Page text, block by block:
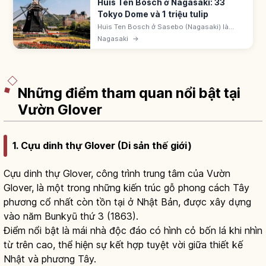
Huis Ten Bosch ở Nagasaki: 33
Tokyo Dome và 1 triệu tulip
Huis Ten Bosch ở Sasebo (Nagasaki) là
công viên Hà Lan rộng ~33 Tokyo Dome. Lễ
hội Tulip 1 triệu bông. Đêm ~13 triệu LED. Hơn
Nagasaki →
Những điểm tham quan nổi bật tại
Vườn Glover
1. Cựu dinh thự Glover (Di sản thế giới)
Cựu dinh thự Glover, công trình trung tâm của Vườn
Glover, là một trong những kiến trúc gỗ phong cách Tây
phương cổ nhất còn tồn tại ở Nhật Bản, được xây dựng
vào năm Bunkyū thứ 3 (1863).
Điểm nổi bật là mái nhà độc đáo có hình cỏ bốn lá khi nhìn
từ trên cao, thể hiện sự kết hợp tuyệt vời giữa thiết kế
Nhật và phương Tây.